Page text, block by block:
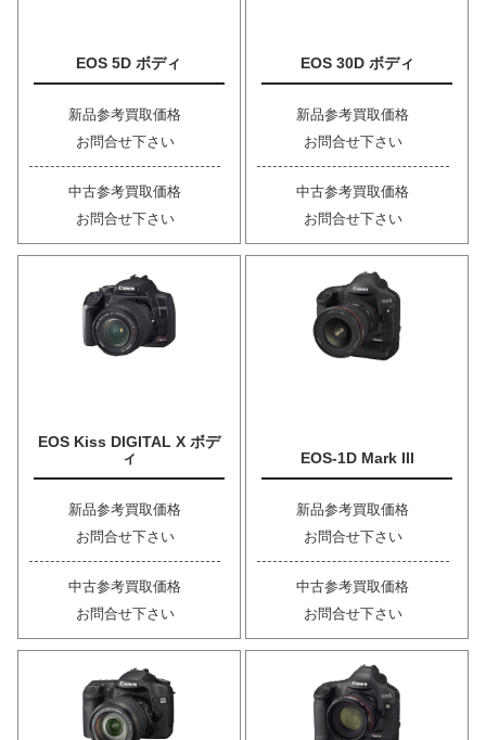
EOS 5D ボディ
新品参考買取価格
お問合せ下さい
中古参考買取価格
お問合せ下さい
EOS 30D ボディ
新品参考買取価格
お問合せ下さい
中古参考買取価格
お問合せ下さい
EOS Kiss DIGITAL X ボデ
ィ
新品参考買取価格
お問合せ下さい
中古参考買取価格
お問合せ下さい
EOS-1D Mark III
新品参考買取価格
お問合せ下さい
中古参考買取価格
お問合せ下さい